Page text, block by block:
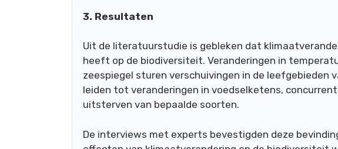
3. Resultaten
Uit de literatuurstudie is gebleken dat
heeft op de biodiversiteit. Veranderingen in
zeespiegel sturen verschuivingen in de leefgebieden
leiden tot veranderingen in voedselketens,
uitsterven van bepaalde soorten.
De interviews met experts bevestigden deze